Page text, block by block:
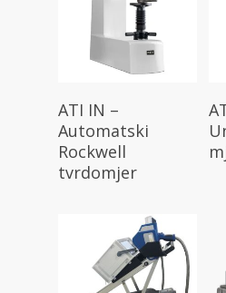
Pročitaj Više
ATI IN –
Automatski
Rockwell
tvrdomjer